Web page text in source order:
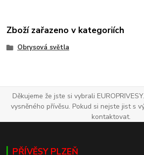
Zboží zařazeno v kategoriích
Obrysová světla
Děkujeme že jste si vybrali
vysněného přívěsu. Pokud si nejste jist s
kontaktovat.
PŘÍVĚSY PLZEŇ